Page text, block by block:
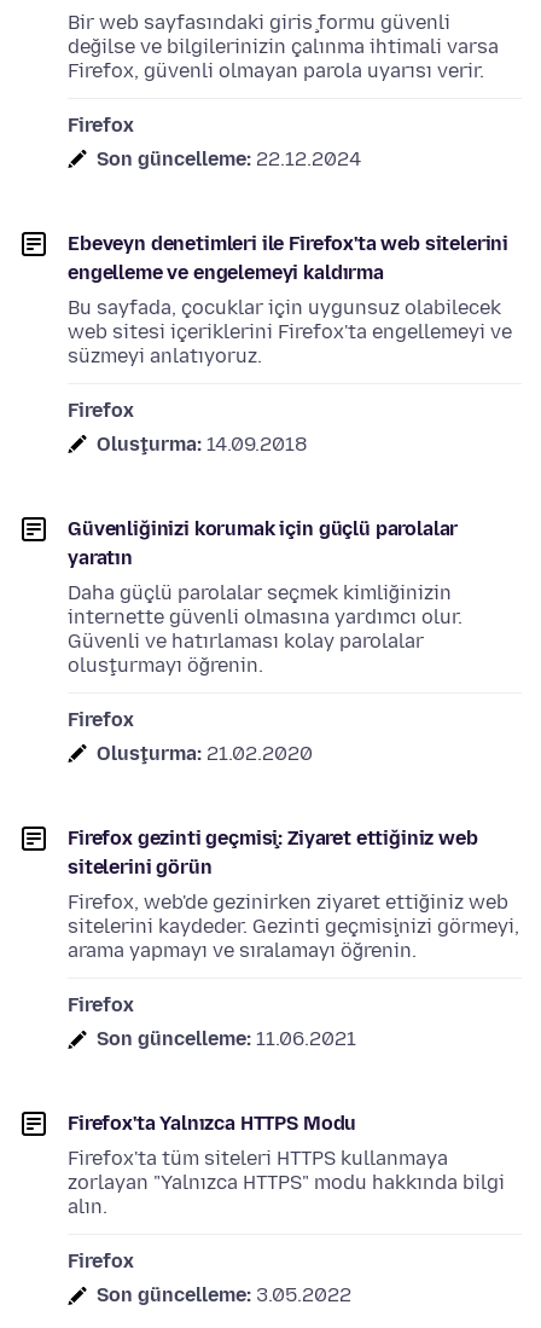
Bir web sayfasındaki giriş formu güvenli
değilse ve bilgilerinizin çalınma ihtimali varsa
Firefox, güvenli olmayan parola uyarısı verir.
Firefox
Son güncelleme: 22.12.2024
Ebeveyn denetimleri ile Firefox'ta web sitelerini
engelleme ve engelemeyi kaldırma
Bu sayfada, çocuklar için uygunsuz olabilecek
web sitesi içeriklerini Firefox'ta engellemeyi ve
süzmeyi anlatıyoruz.
Firefox
Oluşturma: 14.09.2018
Güvenliğinizi korumak için güçlü parolalar
yaratın
Daha güçlü parolalar seçmek kimliğinizin
internette güvenli olmasına yardımcı olur.
Güvenli ve hatırlaması kolay parolalar
oluşturmayı öğrenin.
Firefox
Oluşturma: 21.02.2020
Firefox gezinti geçmişi: Ziyaret ettiğiniz web
sitelerini görün
Firefox, web'de gezinirken ziyaret ettiğiniz web
sitelerini kaydeder. Gezinti geçmişinizi görmeyi,
arama yapmayı ve sıralamayı öğrenin.
Firefox
Son güncelleme: 11.06.2021
Firefox'ta Yalnızca HTTPS Modu
Firefox'ta tüm siteleri HTTPS kullanmaya
zorlayan "Yalnızca HTTPS" modu hakkında bilgi
alın.
Firefox
Son güncelleme: 3.05.2022